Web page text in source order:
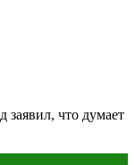
заявил, что думает